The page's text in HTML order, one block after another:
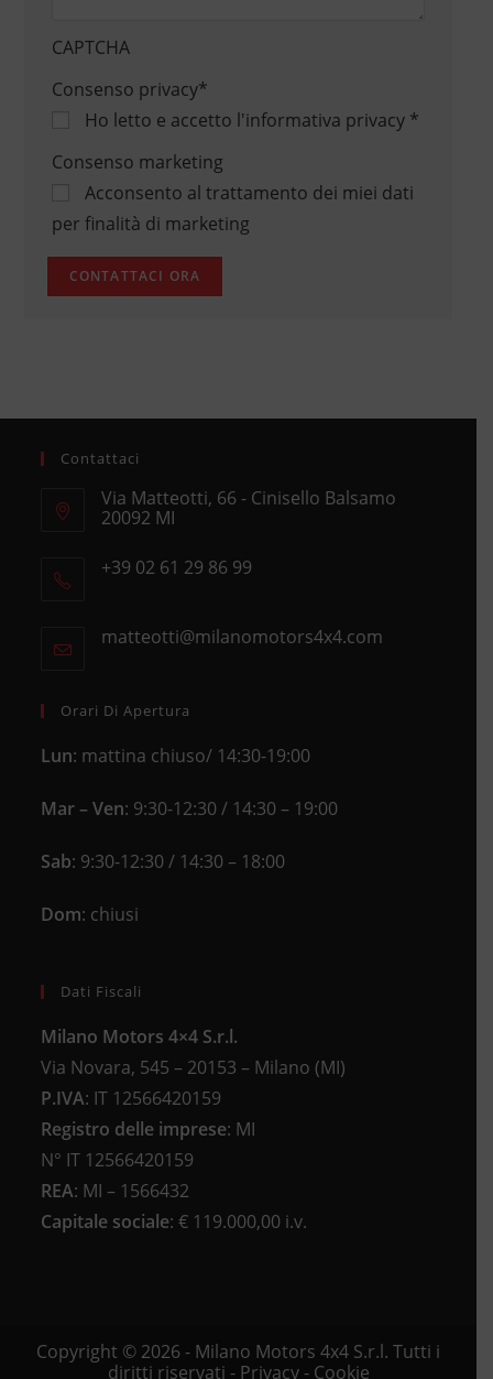
CAPTCHA
Consenso privacy*
Ho letto e accetto l'informativa privacy*
Consenso marketing
Acconsento al trattamento dei miei dati
per finalità di marketing
Contattaci
Via Matteotti, 66 - Cinisello Balsamo
20092 MI
in
+39 02 61 29 86 99
your
matteotti@milanomotors4x4.comOpens
Orari Di Apertura
Lun: mattina chiuso/ 14:30-19:00
Mar – Ven: 9:30-12:30 / 14:30 – 19:00
Sab: 9:30-12:30 / 14:30 – 18:00
Dom: chiusi
Dati Fiscali
Milano Motors 4×4 S.r.l.
Via Novara, 545 – 20153 – Milano (MI)
P.IVA: IT 12566420159
Registro delle imprese: MI
N° IT 12566420159
REA: MI – 1566432
Capitale sociale: € 119.000,00 i.v.
Copyright © 2026 - Milano Motors 4x4 S.r.l. Tutti i
diritti riservati - Privacy- Cookie